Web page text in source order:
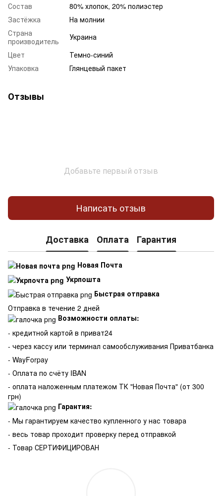
Состав
80% хлопок, 20% полиэстер
Застёжка
На молнии
Страна
производитель
Украина
Цвет
Темно-синий
Упаковка
Глянцевый пакет
Отзывы
Добавьте первый отзыв
Написать отзыв
Доставка Оплата Гарантия
Новая Почта
Укрпошта
Быстрая отправка
Отправка в течение 2 дней
Возможности оплаты:
- кредитной картой в приват24
- через кассу или терминал самообслуживания Приватбанка
- WayForpay
- Оплата по счёту IBAN
- оплата наложенным платежом ТК "Новая Почта" (от 300
грн)
Гарантия:
- Мы гарантируем качество купленного у нас товара
- весь товар проходит проверку перед отправкой
- Товар СЕРТИФИЦИРОВАН